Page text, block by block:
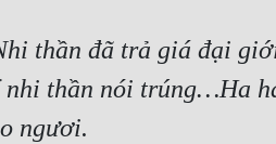
thần đã trả giá đại
nhi thần nói trúng…Ha
ngươi.